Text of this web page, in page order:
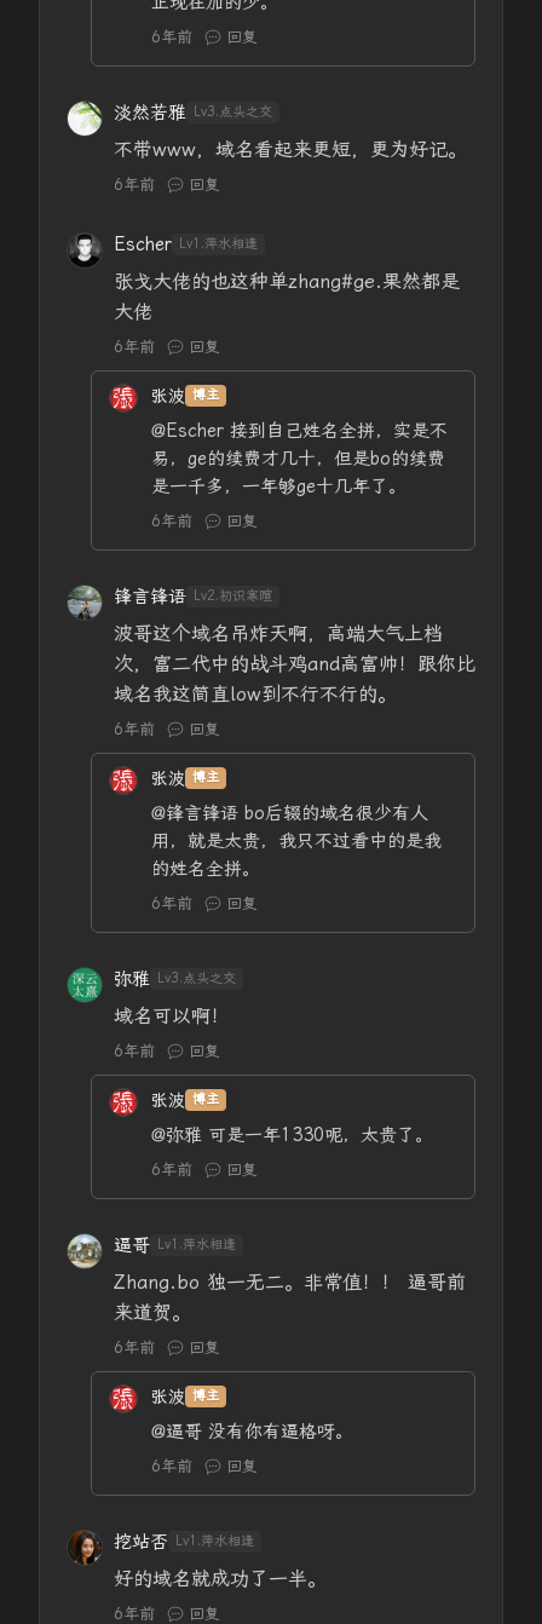
6年前 回复
淡然若雅 Lv3.点头之交
不带www，域名看起来更短，更为好记。
6年前 回复
Escher Lv1.萍水相逢
张戈大佬的也这种单zhang#ge.果然都是
大佬
6年前 回复
张波 博主
@Escher 接到自己姓名全拼，实是不
易，ge的续费才几十，但是bo的续费
是一千多，一年够ge十几年了。
6年前 回复
锋言锋语 Lv2.初识寒暄
波哥这个域名吊炸天啊，高端大气上档
次，富二代中的战斗鸡and高富帅！跟你比
域名我这简直low到不行不行的。
6年前 回复
张波 博主
@锋言锋语 bo后辍的域名很少有人
用，就是太贵，我只不过看中的是我
的姓名全拼。
6年前 回复
弥雅 Lv3.点头之交
域名可以啊！
6年前 回复
张波 博主
@弥雅 可是一年1330呢，太贵了。
6年前 回复
逼哥 Lv1.萍水相逢
Zhang.bo 独一无二。非常值！！ 逼哥前
来道贺。
6年前 回复
张波 博主
@逼哥 没有你有逼格呀。
6年前 回复
挖站否 Lv1.萍水相逢
好的域名就成功了一半。
6年前 回复